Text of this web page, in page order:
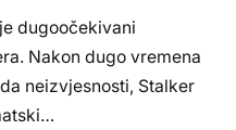
dugoočekivani
Nakon dugo vremena
neizvjesnosti, Stalker